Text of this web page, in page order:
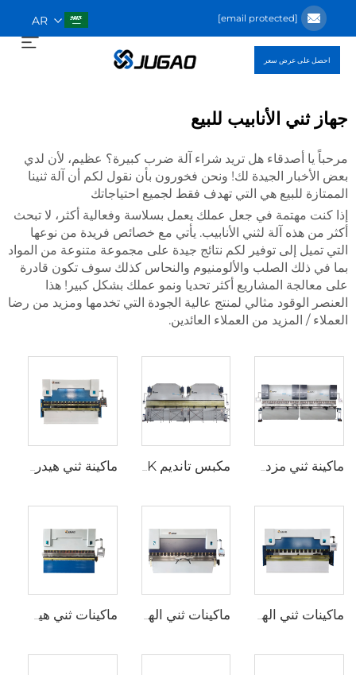
[email protected]
AR
احصل على عرض سعر
جهاز ثني الأنابيب للبيع
مرحباً يا أصدقاء هل تريد شراء آلة ضرب كبيرة؟ عظيم، لأن لدي
بعض الأخبار الجيدة لك! ونحن فخورون بأن نقول لكم أن آلة ثنينا
الممتازة للبيع هي التي تهدف فقط لجميع احتياجاتك
إذا كنت مهتمة في جعل عملك يعمل بسلاسة وفعالية أكثر، لا تبحث
أكثر من هذه آلة لثني الأنابيب. يأتي مع خصائص فريدة من نوعها
التي تميل إلى توفير لكم نتائج جيدة على مجموعة متنوعة من المواد
بما في ذلك الصلب والألومنيوم والنحاس كذلك سوف تكون قادرة
على معالجة المشاريع أكثر تحديا ونمو عملك بشكل كبير! هذا
العنصر الوقود مثالي لمنتج عالية الجودة التي تخدمها ومزيد من رضا
العملاء / المزيد من العملاء العائدين.
ماكينات ثني الهيدروليك WC67Y مع متحكم CNC من نوع T8 ماكينات ثني الهيدروليكية WC67Y مع متحكم CNC من نوع E300 ماكينات ثني هيدروليكية CNC مع متحكم ESA S630